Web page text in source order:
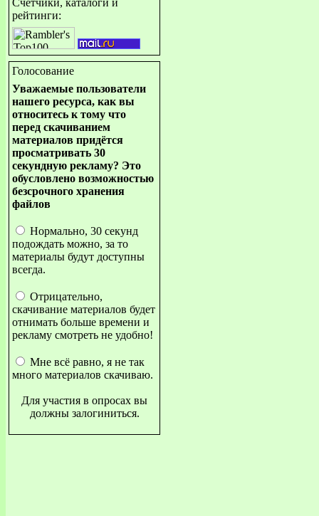
Счётчики, каталоги и
рейтинги:
Голосование
Уважаемые пользователи
нашего ресурса, как вы
относитесь к тому что
перед скачиванием
материалов придётся
просматривать 30
секундную рекламу? Это
обусловлено возможностью
безсрочного хранения
файлов
Нормально, 30 секунд
подождать можно, за то
материалы будут доступны
всегда.
Отрицательно,
скачивание материалов будет
отнимать больше времени и
рекламу смотреть не удобно!
Мне всё равно, я не так
много материалов скачиваю.
Для участия в опросах вы
должны залогиниться.